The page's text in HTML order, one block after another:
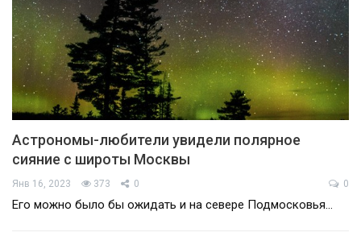
Астрономы-любители увидели полярное
сияние с широты Москвы
Янв 16, 2023 373 0 0
Его можно было бы ожидать и на севере Подмосковья…